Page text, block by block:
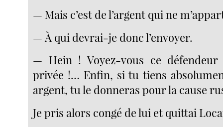
— Mais c’est de l’argent qui ne
— À qui devrai-je donc l’envoyer.
— Hein ! Voyez-vous ce
privée !… Enfin, si tu tiens
argent, tu le donneras pour la cause
Je pris alors congé de lui et quittai